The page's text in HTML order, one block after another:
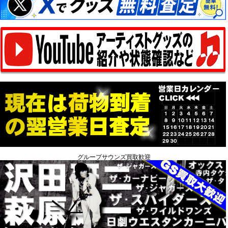
グループサウンズ買取歓迎